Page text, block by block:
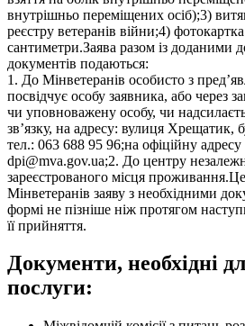
внутрішньо переміщених осіб);3)
реєстру ветеранів війни;4)
сантиметри.Заява разом із доданими
документів подаються:
1. До Мінветеранів особисто з
посвідчує особу заявника, або через
чи уповноважену особу, чи
зв’язку, на адресу: вулиця Хрещатик,
тел.: 063 688 95 96;на офіційну
dpi@mva.gov.ua;2. До центру
зареєстрованого місця
Мінветеранів заяву з необхідними
формі не пізніше ніж протягом
її прийняття.
Документи, необхідні
послуги: